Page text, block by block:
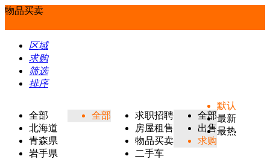
物品买卖
区域
求购
筛选
排序
全部
北海道
青森県
岩手県
全部
求职招聘
房屋租售
物品买卖
二手车
全部
出售
求购
默认
最新
最热